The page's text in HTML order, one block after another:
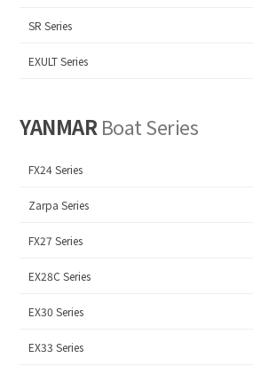
SR Series
EXULT Series
YANMARBoat Series
FX24 Series
Zarpa Series
FX27 Series
EX28C Series
EX30 Series
EX33 Series